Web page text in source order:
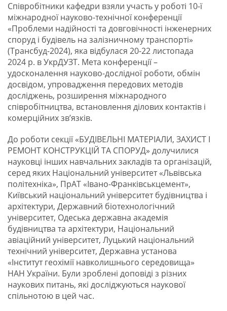
Співробітники кафедри взяли участь у роботі 10-ї
міжнародної науково-технічної конференції
«Проблеми надійності та довговічності інженерних
споруд і будівель на залізничному транспорті»
(Трансбуд-2024), яка відбулася 20-22 листопада
2024 р. в УкрДУЗТ. Мета конференції –
удосконалення науково-дослідної роботи, обмін
досвідом, упровадження передових методів
досліджень, розширення міжнародного
співробітництва, встановлення ділових контактів і
комерційних зв’язків.
До роботи секції «БУДІВЕЛЬНІ МАТЕРІАЛИ, ЗАХИСТ І
РЕМОНТ КОНСТРУКЦІЙ ТА СПОРУД» долучилися
науковці інших навчальних закладів та організацій,
серед яких Національний університет «Львівська
політехніка», ПрАТ «Івано-Франківськцемент»,
Київський національний університет будівництва і
архітектури, Державний біотехнологічний
університет, Одеська державна академія
будівництва та архітектури, Національний
авіаційний університет, Луцький національний
технічний університет, Державна установа
«Інститут геохімії навколишнього середовища»
НАН України. Були зроблені доповіді з різних
наукових питань, які досліджуються наукової
спільнотою в цей час.